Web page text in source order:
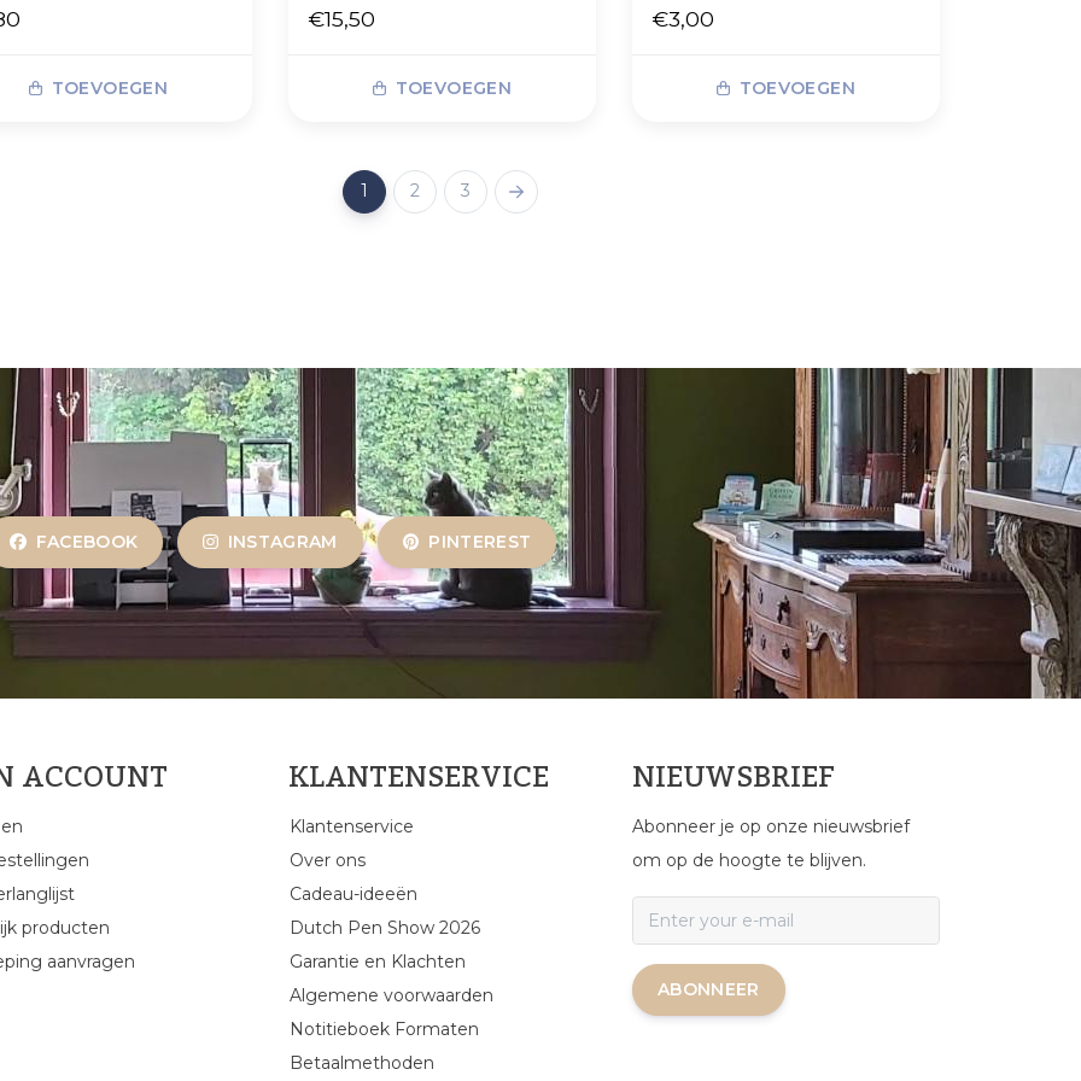
TOEVOEGEN
€15,50
TOEVOEGEN
€3,00
TOEVOEGEN
1 2 3
FACEBOOK INSTAGRAM PINTEREST
ACCOUNT
producten
aanvragen
KLANTENSERVICE
Klantenservice
Over ons
Cadeau-ideeën
Dutch Pen Show 2026
Garantie en Klachten
Algemene voorwaarden
Notitieboek Formaten
Betaalmethoden
NIEUWSBRIEF
Abonneer je op onze nieuwsbrief
om op de hoogte te blijven.
ABONNEER